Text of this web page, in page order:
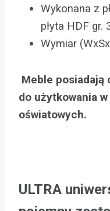
Wykonana z
płyta HDF gr.
Wymiar
Meble
do użytkowania
oświatowych.
ULTRA